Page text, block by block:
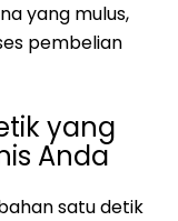
yang mulus,
pembelian
yang
Anda
satu detik